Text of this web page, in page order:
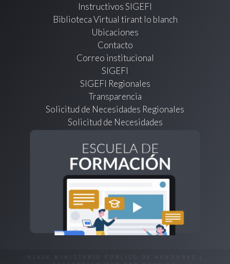
Instructivos SIGEFI
Biblioteca Virtual tirant lo blanch
Ubicaciones
Contacto
Correo institucional
SIGEFI
SIGEFI Regionales
Transparencia
Solicitud de Necesidades Regionales
Solicitud de Necesidades
©2026 MINISTERIO PÚBLICO DE HONDURAS |